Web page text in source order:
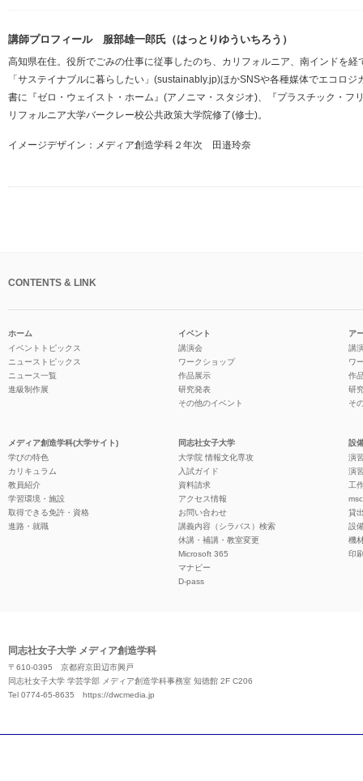
講師プロフィール 服部雄一郎氏（はっとりゆういちろう）
高知県在住。役所でごみの仕事に従事したのち、カリフォルニア、南インドを経
「サステイナブルに暮らしたい」(sustainably.jp)ほかSNSや各種媒体でエコロ
書に『ゼロ・ウェイスト・ホーム』(アノニマ・スタジオ)、『プラスチック・フ
リフォルニア大学バークレー校公共政策大学院修了(修士)。
イメージデザイン：メディア創造学科２年次 田邉玲奈
CONTENTS & LINK
ホーム
イベントトピックス
ニューストピックス
ニュース一覧
進級制作展
イベント
講演会
ワークショップ
作品展示
研究発表
その他のイベント
ア
講
ワ
作
研
そ
メディア創造学科(大学サイト)
学びの特色
カリキュラム
教員紹介
学習環境・施設
取得できる免許・資格
進路・就職
同志社女子大学
大学院 情報文化専攻
入試ガイド
資料請求
アクセス情報
お問い合わせ
講義内容（シラバス）検索
休講・補講・教室変更
Microsoft 365
マナビー
D-pass
設
演
演
工
貸
設
機
印
同志社女子大学 メディア創造学科
〒610-0395 京都府京田辺市興戸
同志社女子大学 学芸学部 メディア創造学科事務室 知徳館 2F C206
Tel 0774-65-8635 https://dwcmedia.jp